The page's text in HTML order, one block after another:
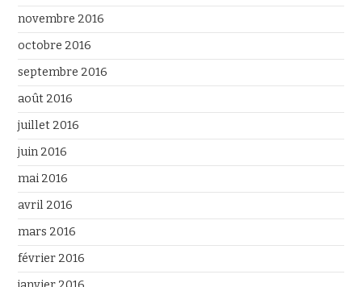
novembre 2016
octobre 2016
septembre 2016
août 2016
juillet 2016
juin 2016
mai 2016
avril 2016
mars 2016
février 2016